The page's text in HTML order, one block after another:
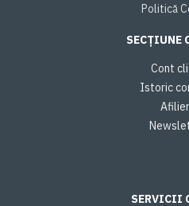
Politică
SECȚIUNE
Cont
Istoric
SERVICII